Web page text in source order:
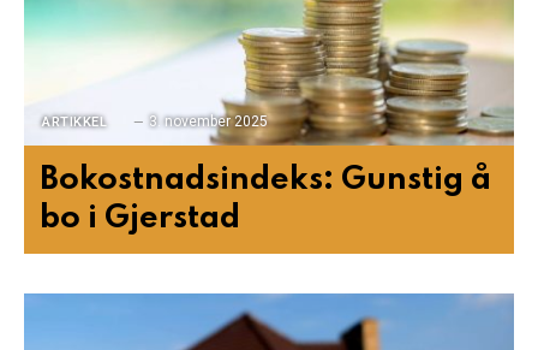
ARTIKKEL 3. november 2025
Bokostnadsindeks: Gunstig å
bo i Gjerstad